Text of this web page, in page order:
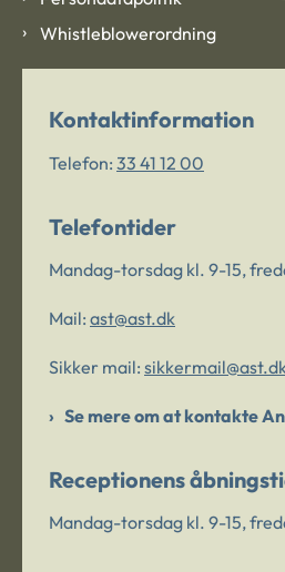
Whistleblowerordning
Kontaktinformation
Telefon: 33 41 12 00
Telefontider
Mandag-torsdag kl. 9-15,
Mail: ast@ast.dk
Sikker mail:
Se mere om at kontakte
Receptionens
Mandag-torsdag kl. 9-15,